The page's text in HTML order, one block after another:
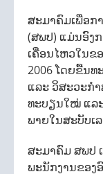
ສະມາຄົມເພື່ອ
(ສພປ) ແມ່ນອົງ
ເຄື່ອນໄຫວໃນຂ
2006 ໂດຍຂື້ນ
ແລະ ວິສະວະກ
ທະບຽນໃໝ່ ແລ
ພາຍໃນສະບັບເ
ສະມາຄົມ ສພປ
ພະນັກງານຂອງ